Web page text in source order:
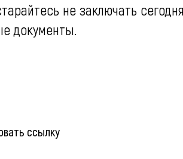
не заключать
документы.
ссылку